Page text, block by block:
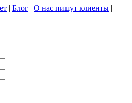
| Блог | О нас пишут клиенты |